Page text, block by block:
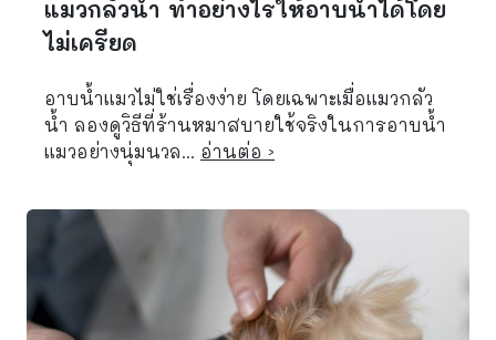
แมวกลัวน้ำ ทำอย่างไรให้อาบน้ำได้โดย
ไม่เครียด
อาบน้ำแมวไม่ใช่เรื่องง่าย โดยเฉพาะเมื่อแมวกลัว
น้ำ ลองดูวิธีที่ร้านหมาสบายใช้จริงในการอาบน้ำ
แมวอย่างนุ่มนวล... อ่านต่อ ›